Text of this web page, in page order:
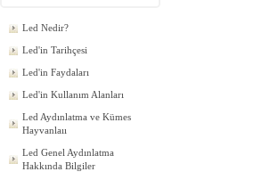
Led Nedir?
Led'in Tarihçesi
Led'in Faydaları
Led'in Kullanım Alanları
Led Aydınlatma ve Kümes
Hayvanlaıı
Led Genel Aydınlatma
Hakkında Bilgiler